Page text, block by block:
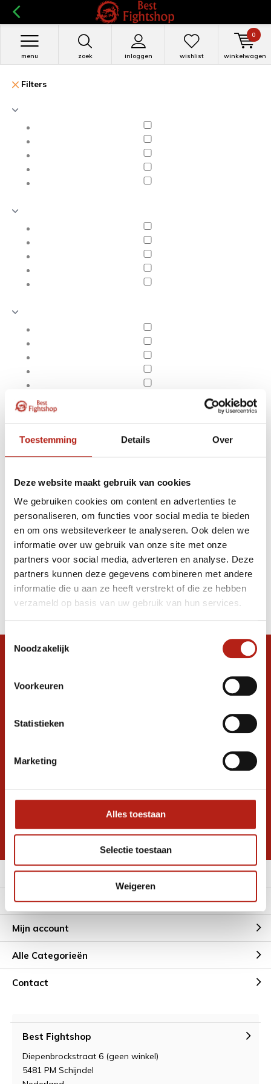
Toestemming Details Over
Deze website maakt gebruik van cookies
We gebruiken cookies om content en advertenties te
personaliseren, om functies voor social media te bieden
en om ons websiteverkeer te analyseren. Ook delen we
informatie over uw gebruik van onze site met onze
partners voor social media, adverteren en analyse. Deze
partners kunnen deze gegevens combineren met andere
informatie die u aan ze heeft verstrekt of die ze hebben
verzameld op basis van uw gebruik van hun services.
Toestemmingsselectie
Noodzakelijk
Voorkeuren
Statistieken
Marketing
Alles toestaan
Selectie toestaan
Weigeren
zoek inloggen
menu wishlist winkelwagen
0
Filters
Apply filters
Producten getagd met
55 Cm shoto rood eiken
hout japanse kwaliteit
Producten
Filter
Stel je vraag in de chat, en we helpen je
graag verder. 24/7
Volg ons
promoties
* Lees hier de wettelijke beperkingen
Meer informatie
Klantenservice
Mijn account
Alle Categorieën
Contact
Best Fightshop
Diepenbrockstraat 6 (geen winkel)
5481 PM Schijndel